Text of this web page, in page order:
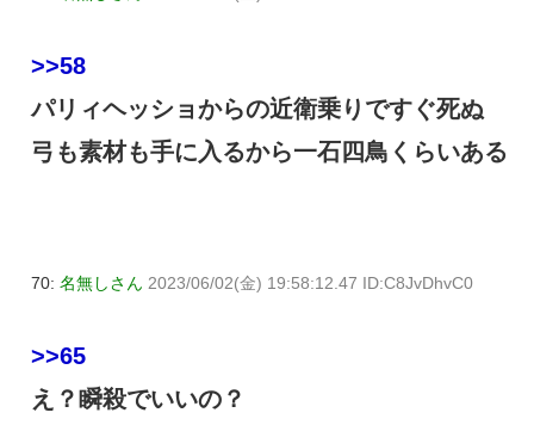
>>58
パリィヘッショからの近衛乗りですぐ死ぬ
弓も素材も手に入るから一石四鳥くらいある
70: 名無しさん 2023/06/02(金) 19:58:12.47 ID:C8JvDhvC0
>>65
え？瞬殺でいいの？